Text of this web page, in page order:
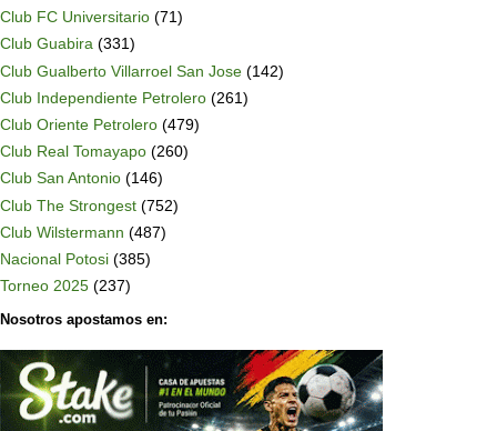
Club FC Universitario (71)
Club Guabira (331)
Club Gualberto Villarroel San Jose (142)
Club Independiente Petrolero (261)
Club Oriente Petrolero (479)
Club Real Tomayapo (260)
Club San Antonio (146)
Club The Strongest (752)
Club Wilstermann (487)
Nacional Potosi (385)
Torneo 2025 (237)
Nosotros apostamos en: